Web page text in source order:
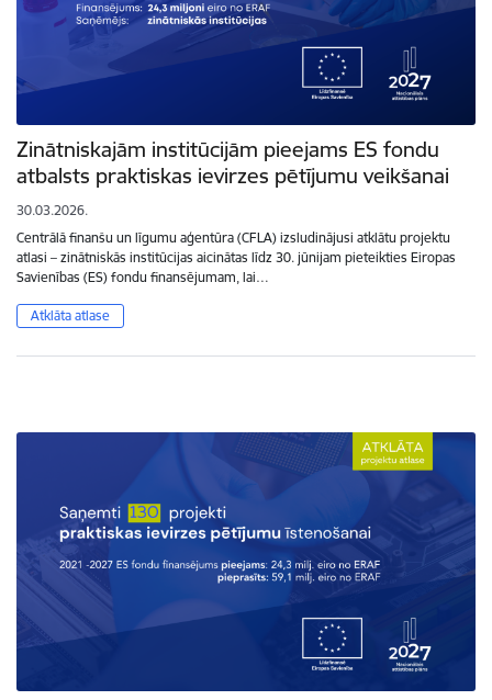
Zinātniskajām institūcijām pieejams ES fondu
atbalsts praktiskas ievirzes pētījumu veikšanai
30.03.2026.
Centrālā finanšu un līgumu aģentūra (CFLA) izsludinājusi atklātu projektu
atlasi – zinātniskās institūcijas aicinātas līdz 30. jūnijam pieteikties Eiropas
Savienības (ES) fondu finansējumam, lai…
Atklāta atlase